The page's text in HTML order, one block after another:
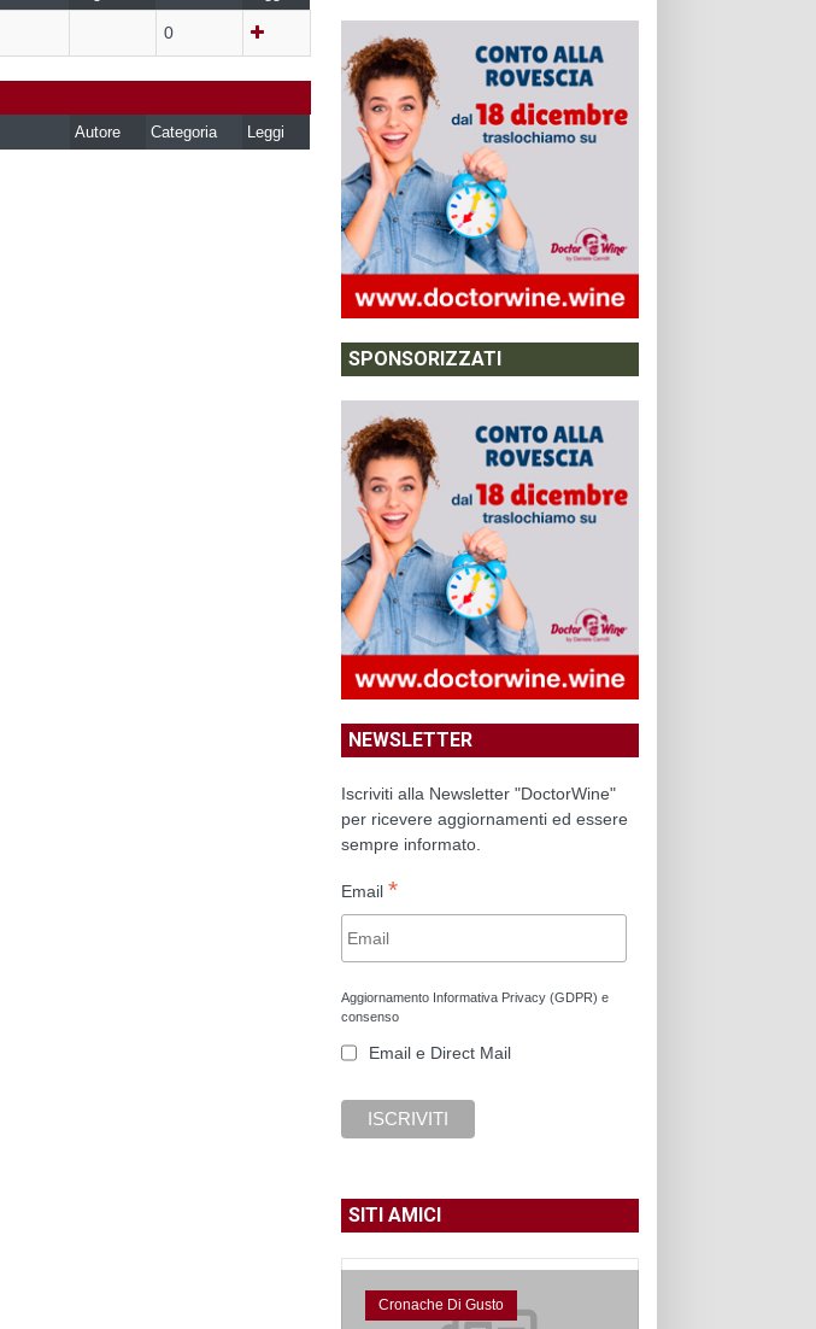
0
Autore Categoria Leggi
SPONSORIZZATI
NEWSLETTER
Iscriviti alla Newsletter "DoctorWine"
per ricevere aggiornamenti ed essere
sempre informato.
Email *
Aggiornamento Informativa Privacy (GDPR) e
consenso
Email e Direct Mail
SITI AMICI
Cronache Di Gusto